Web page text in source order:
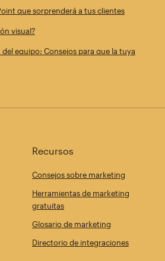
que sorprenderá a tus clientes
visual?
equipo: Consejos para que la tuya
Recursos
Consejos sobre marketing
Herramientas de marketing
gratuitas
Glosario de marketing
Directorio de integraciones